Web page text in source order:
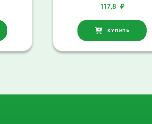
117,8 ₽
КУПИТЬ